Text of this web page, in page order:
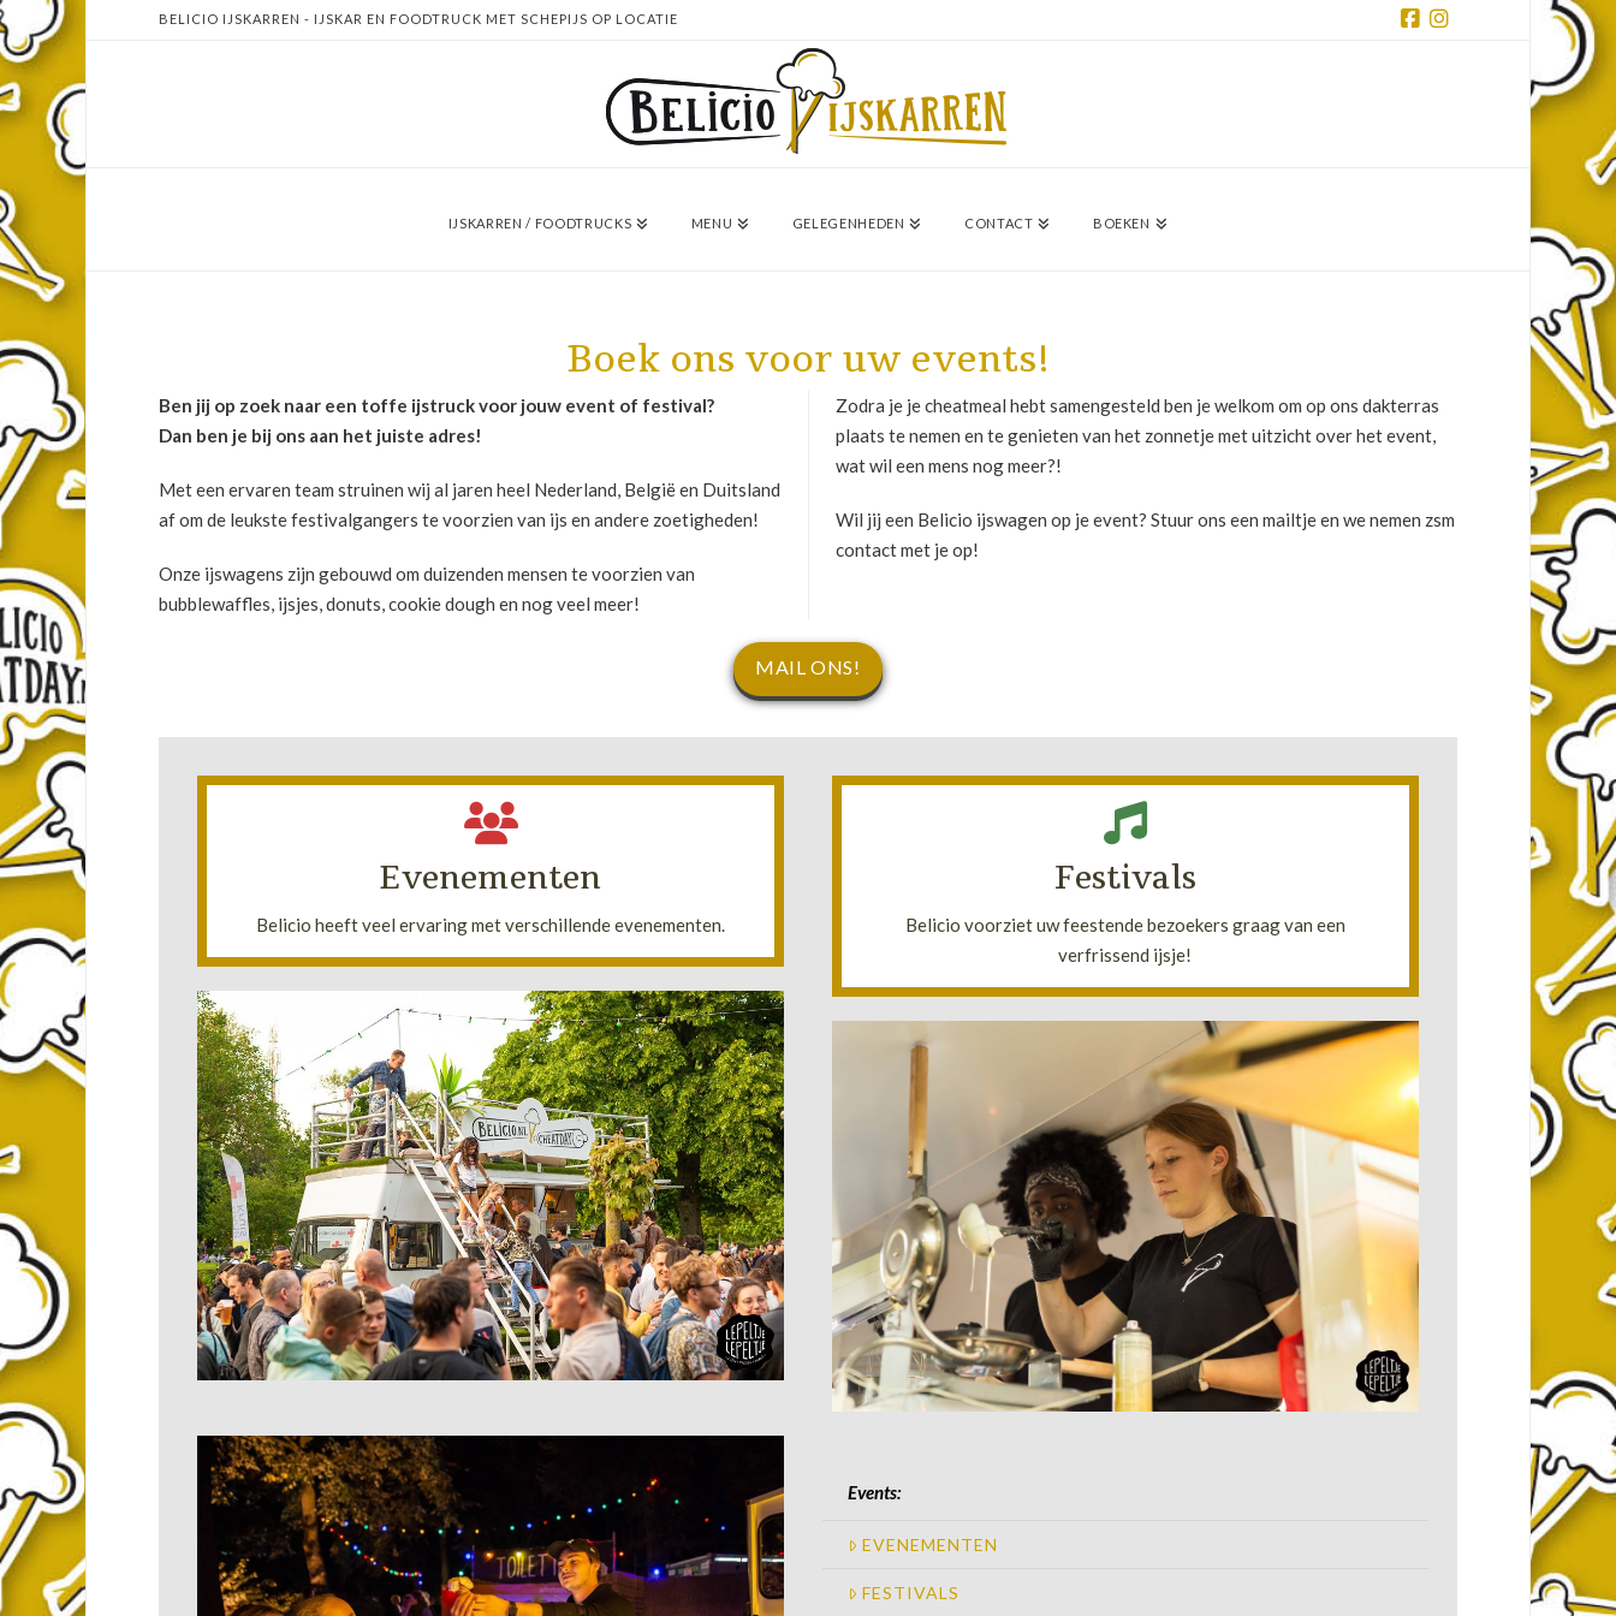
BELICIO IJSKARREN - IJSKAR EN FOODTRUCK MET SCHEPIJS OP LOCATIE
IJSKARREN / FOODTRUCKS MENU GELEGENHEDEN CONTACT BOEKEN
Boek ons voor uw events!
Ben jij op zoek naar een toffe ijstruck voor jouw event of festival?
Dan ben je bij ons aan het juiste adres!
Met een ervaren team struinen wij al jaren heel Nederland, België en Duitsland
af om de leukste festivalgangers te voorzien van ijs en andere zoetigheden!
Onze ijswagens zijn gebouwd om duizenden mensen te voorzien van
bubblewaffles, ijsjes, donuts, cookie dough en nog veel meer!
Zodra je je cheatmeal hebt samengesteld ben je welkom om op ons dakterras
plaats te nemen en te genieten van het zonnetje met uitzicht over het event,
wat wil een mens nog meer?!
Wil jij een Belicio ijswagen op je event? Stuur ons een mailtje en we nemen zsm
contact met je op!
MAIL ONS!
Evenementen
Belicio heeft veel ervaring met verschillende evenementen.
•
U kunt kiezen uit onze verschillende ijskarren. Ook kunt u een
thema-kar kiezen wat het beste bij uw evenement past.
Lees verder!
Festivals
Belicio voorziet uw feestende bezoekers graag van een
verfrissend ijsje!
•
energie te voorzien op warme zomerse dagen.
Lees verder!
Events:
EVENEMENTEN
FESTIVALS